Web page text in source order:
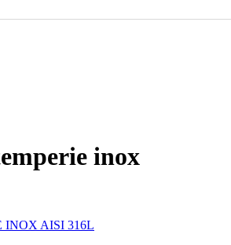
inox
INOX AISI 316L